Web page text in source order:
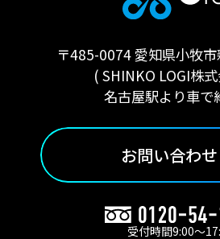
〒485-0074 愛知県小牧
( SHINKO LOGI株
名古屋駅より車で
お問い合わせ
受付時間9:00〜